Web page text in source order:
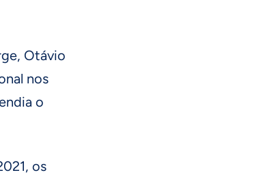
Otávio
nos
o
os